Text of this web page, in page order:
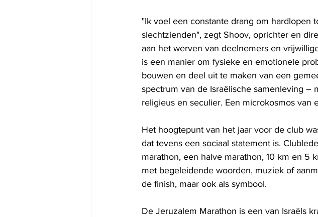
"Ik voel een constante drang om hardlopen
slechtzienden", zegt Shoov, oprichter en
aan het werven van deelnemers en
is een manier om fysieke en emotionele
bouwen en deel uit te maken van een
spectrum van de Israëlische samenleving –
religieus en seculier. Een microkosmos van
Het hoogtepunt van het jaar voor de club
dat tevens een sociaal statement is.
marathon, een halve marathon, 10 km en 5
met begeleidende woorden, muziek of
de finish, maar ook als symbool.
De Jeruzalem Marathon is een van Israëls